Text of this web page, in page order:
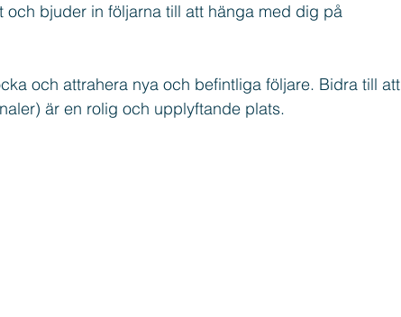
och bjuder in följarna till att hänga med dig på
och attrahera nya och befintliga följare. Bidra till att
är en rolig och upplyftande plats.